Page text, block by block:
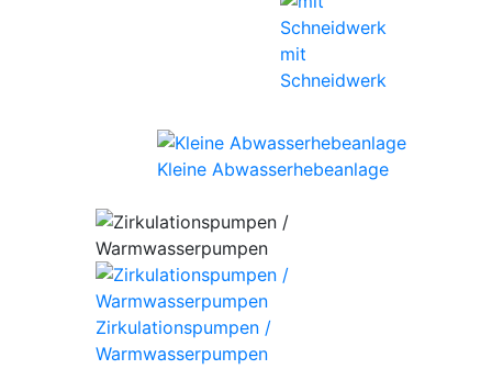
mit
Schneidwerk
Kleine Abwasserhebeanlage
Zirkulationspumpen /
Warmwasserpumpen